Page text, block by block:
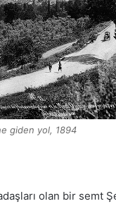
giden yol, 1894
olan bir semt